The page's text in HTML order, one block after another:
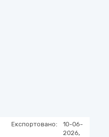
Експортовано:
10-06-
2026,